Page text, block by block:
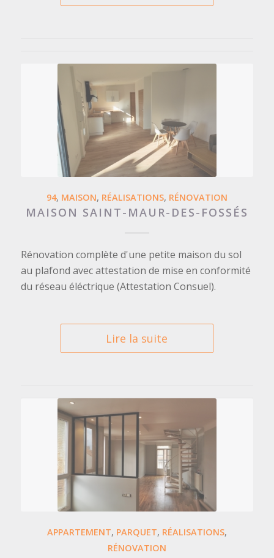
94, MAISON, RÉALISATIONS, RÉNOVATION
MAISON SAINT-MAUR-DES-FOSSÉS
Rénovation complète d'une petite maison du sol
au plafond avec attestation de mise en conformité
du réseau éléctrique (Attestation Consuel).
Lire la suite
APPARTEMENT, PARQUET, RÉALISATIONS,
RÉNOVATION